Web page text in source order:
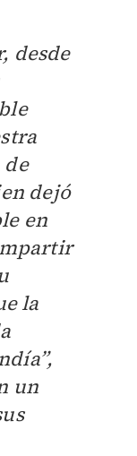
desde
de
dejó
en
la
un